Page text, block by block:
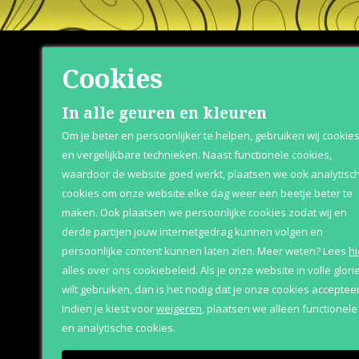
Shop
Herenparfum
Damesparfum
Merken
Geschenksets
Aanbiedingen
Betaalopties
Bezorging
Over
Cookies
In alle geuren en kleuren
Om je beter en persoonlijker te helpen, gebruiken wij cookies
en vergelijkbare technieken. Naast functionele cookies,
waardoor de website goed werkt, plaatsen we ook
cookies om onze website elke dag weer een beetje beter te
maken. Ook plaatsen we persoonlijke cookies zodat wij en
derde partijen jouw internetgedrag kunnen volgen en
persoonlijke content kunnen laten zien. Meer weten?Lees
alles over ons cookiebeleid. Als je onze website in volle glorie
wilt gebruiken, dan is het nodig dat je onze cookies
Indien je kiest voorweigeren,plaatsen we alleen functionele
en analytische cookies.